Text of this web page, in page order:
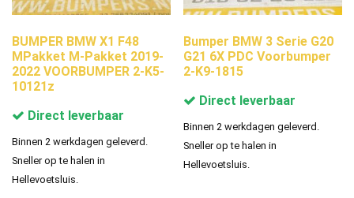
BUMPER BMW X1 F48
MPakket M-Pakket 2019-
2022 VOORBUMPER 2-K5-
10121z
Direct leverbaar
Binnen 2 werkdagen geleverd.
Sneller op te halen in
Hellevoetsluis.
Bumper BMW 3 Serie G20
G21 6X PDC Voorbumper
2-K9-1815
Direct leverbaar
Binnen 2 werkdagen geleverd.
Sneller op te halen in
Hellevoetsluis.